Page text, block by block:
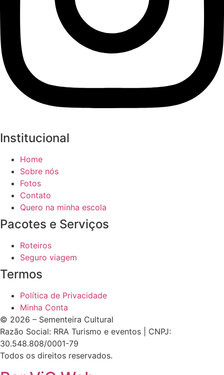
Institucional
Home
Sobre nós
Fotos
Contato
Quero na minha escola
Pacotes e Serviços
Roteiros
Seguro viagem
Termos
Política de Privacidade
Minha Conta
© 2026 – Sementeira Cultural
Razão Social: RRA Turismo e eventos | CNPJ:
30.548.808/0001-79
Todos os direitos reservados.